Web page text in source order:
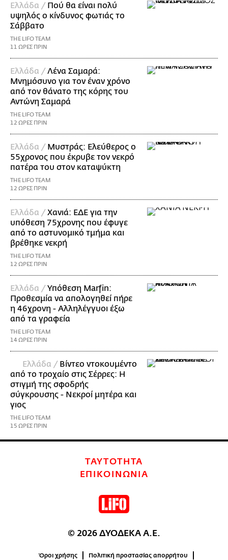
Ελλάδα / Πού θα είναι πολύ
υψηλός ο κίνδυνος φωτιάς το
Σάββατο
THE LIFO TEAM
11 ΩΡΕΣ ΠΡΙΝ
Ελλάδα /Λένα Σαμαρά:
Μνημόσυνο για τον έναν χρόνο
από τον θάνατο της κόρης του
Αντώνη Σαμαρά
THE LIFO TEAM
12 ΩΡΕΣ ΠΡΙΝ
Ελλάδα / Μυστράς: Ελεύθερος ο
55χρονος που έκρυβε τον νεκρό
πατέρα του στον καταψύκτη
THE LIFO TEAM
12 ΩΡΕΣ ΠΡΙΝ
Ελλάδα /Χανιά: ΕΔΕ για την
υπόθεση 75χρονης που έφυγε
από το αστυνομικό τμήμα και
βρέθηκε νεκρή
THE LIFO TEAM
12 ΩΡΕΣ ΠΡΙΝ
Ελλάδα /Υπόθεση Marfin:
Προθεσμία να απολογηθεί πήρε
η 46χρονη - Αλληλέγγυοι έξω
από τα γραφεία
THE LIFO TEAM
14 ΩΡΕΣ ΠΡΙΝ
Ελλάδα / Βίντεο ντοκουμέντο
από το τροχαίο στις Σέρρες: Η
στιγμή της σφοδρής
σύγκρουσης - Νεκροί μητέρα και
γιος
THE LIFO TEAM
15 ΩΡΕΣ ΠΡΙΝ
ΤΑΥΤΟΤΗΤΑ
ΕΠΙΚΟΙΝΩΝΙΑ
© 2026 ΔΥΟΔΕΚΑ Α.Ε.
Όροι χρήσης Πολιτική προστασίας απορρήτου